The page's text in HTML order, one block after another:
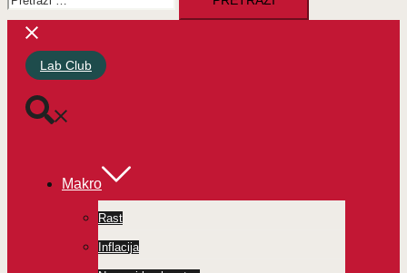
Lab Club
Makro
Rast
Inflacija